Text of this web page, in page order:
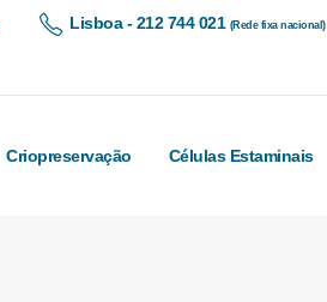
Lisboa - 212 744 021 (Rede fixa nacional)
Criopreservação Células Estaminais